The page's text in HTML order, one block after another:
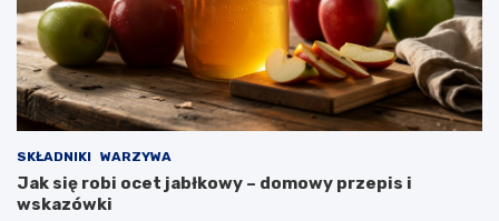
SKŁADNIKI WARZYWA
Jak się robi ocet jabłkowy – domowy przepis i
wskazówki